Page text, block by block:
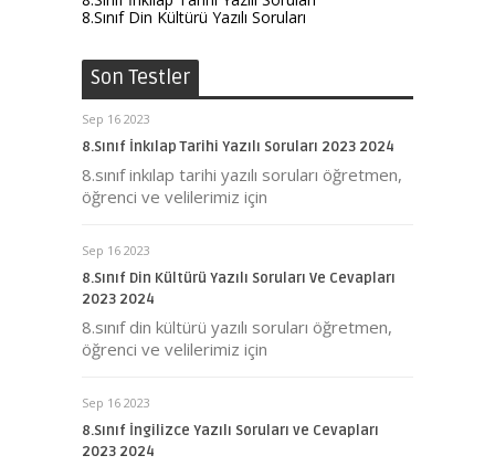
8.Sınıf Din Kültürü Yazılı Soruları
Son Testler
Sep 16 2023
8.Sınıf İnkılap Tarihi Yazılı Soruları 2023 2024
8.sınıf inkılap tarihi yazılı soruları öğretmen,
öğrenci ve velilerimiz için
Sep 16 2023
8.Sınıf Din Kültürü Yazılı Soruları Ve Cevapları
2023 2024
8.sınıf din kültürü yazılı soruları öğretmen,
öğrenci ve velilerimiz için
Sep 16 2023
8.Sınıf İngilizce Yazılı Soruları ve Cevapları
2023 2024